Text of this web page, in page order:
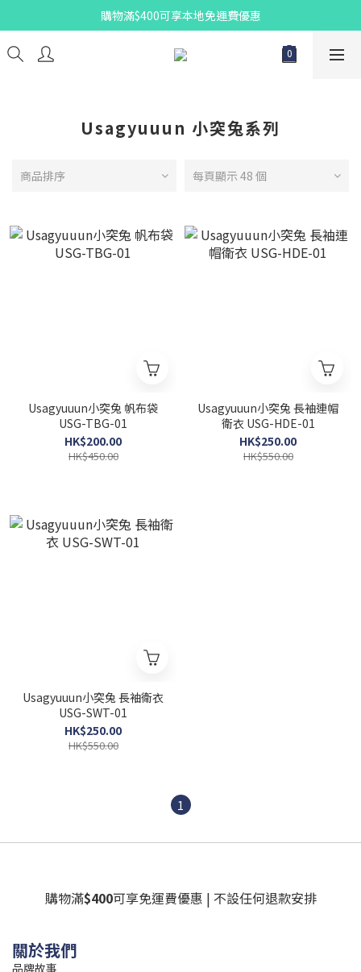
購物滿$400可享本地免運費優惠
Usagyuuun 小突兔系列
商品排序 每頁顯示 48 個
Usagyuuun小突兔 帆布袋
USG-TBG-01
HK$200.00
HK$450.00
Usagyuuun小突兔 長袖連帽
衛衣 USG-HDE-01
HK$250.00
HK$550.00
Usagyuuun小突兔 長袖衛衣
USG-SWT-01
HK$250.00
HK$550.00
1
購物滿$400可享免運費優惠 | 不設任何退款安排
關於我們
品牌故事